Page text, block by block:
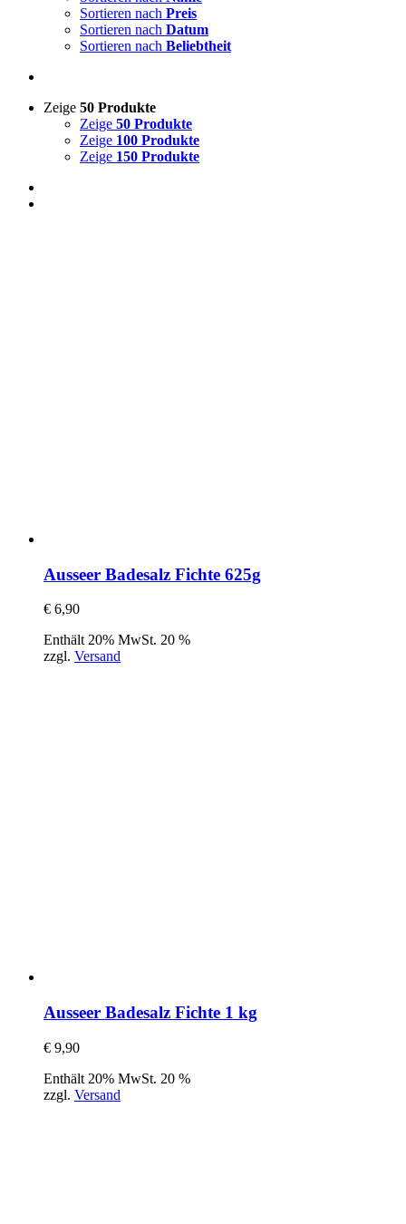
Sortieren nach Preis
Sortieren nach Datum
Sortieren nach Beliebtheit
Zeige 50 Produkte
Zeige 50 Produkte
Zeige 100 Produkte
Zeige 150 Produkte
Ausseer Badesalz Fichte 625g
€ 6,90
Enthält 20% MwSt. 20 %
zzgl. Versand
Ausseer Badesalz Fichte 1 kg
€ 9,90
Enthält 20% MwSt. 20 %
zzgl. Versand